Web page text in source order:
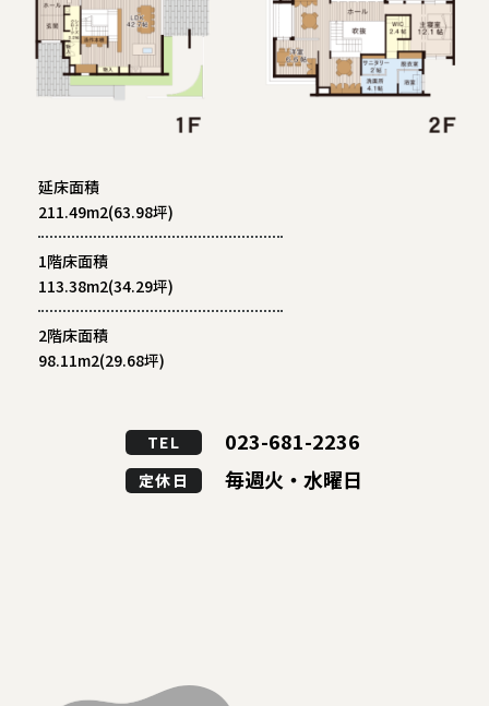
延床面積
211.49m2(63.98坪)
1階床面積
113.38m2(34.29坪)
2階床面積
98.11m2(29.68坪)
TEL 023-681-2236
定休日 毎週火・水曜日